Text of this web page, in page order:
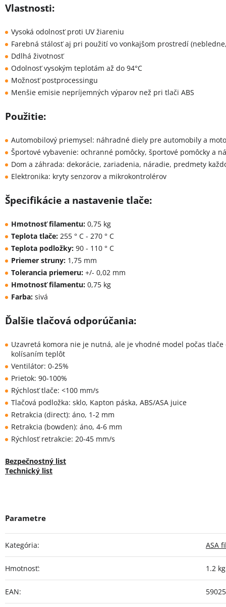
Vlastnosti:
Vysoká odolnosť proti UV žiareniu
Farebná stálosť aj pri použití vo vonkajšom prostredí
Ddlhá životnosť
Odolnosť vysokým teplotám až do 94°C
Možnosť postprocessingu
Menšie emisie nepríjemných výparov než pri tlači ABS
Použitie:
Automobilový priemysel: náhradné diely pre automobily a
Športové vybavenie: ochranné pomôcky, športové pomôcky a
Dom a záhrada: dekorácie, zariadenia, náradie, predmety
Elektronika: kryty senzorov a mikrokontrolérov
Špecifikácie a nastavenie tlače:
Hmotnosť filamentu: 0,75 kg
Teplota tlače: 255 ° C - 270 ° C
Teplota podložky: 90 - 110 ° C
Priemer struny: 1,75 mm
Tolerancia priemeru: +/- 0,02 mm
Hmotnosť filamentu: 0,75 kg
Farba: sivá
Ďalšie tlačová odporúčania:
Uzavretá komora nie je nutná, ale je vhodné model počas
kolísaním teplôt
Ventilátor: 0-25%
Prietok: 90-100%
Rýchlosť tlače: <100 mm/s
Tlačová podložka: sklo, Kapton páska, ABS/ASA juice
Retrakcia (direct): áno, 1-2 mm
Retrakcia (bowden): áno, 4-6 mm
Rýchlosť retrakcie: 20-45 mm/s
Bezpečnostný list
Technický list
Kategória: ASA
Hmotnosť: 1.2 kg
EAN: